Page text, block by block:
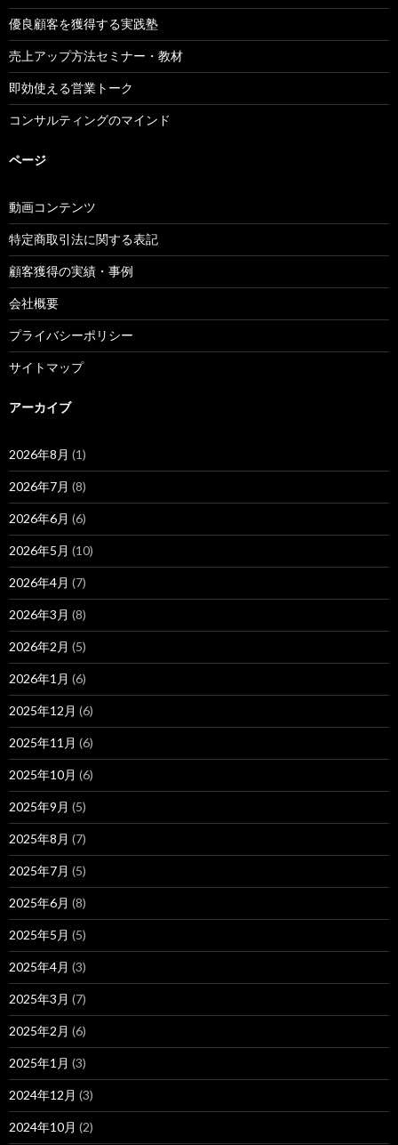
優良顧客を獲得する実践塾
売上アップ方法セミナー・教材
即効使える営業トーク
コンサルティングのマインド
ページ
動画コンテンツ
特定商取引法に関する表記
顧客獲得の実績・事例
会社概要
プライバシーポリシー
サイトマップ
アーカイブ
2026年8月 (1)
2026年7月 (8)
2026年6月 (6)
2026年5月 (10)
2026年4月 (7)
2026年3月 (8)
2026年2月 (5)
2026年1月 (6)
2025年12月 (6)
2025年11月 (6)
2025年10月 (6)
2025年9月 (5)
2025年8月 (7)
2025年7月 (5)
2025年6月 (8)
2025年5月 (5)
2025年4月 (3)
2025年3月 (7)
2025年2月 (6)
2025年1月 (3)
2024年12月 (3)
2024年10月 (2)